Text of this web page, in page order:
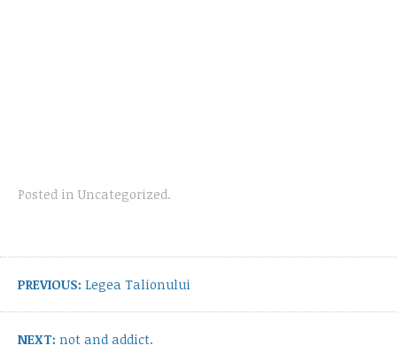
Posted in Uncategorized.
navigation
PREVIOUS: Previous
Legea Talionului
NEXT: Next
not and addict.